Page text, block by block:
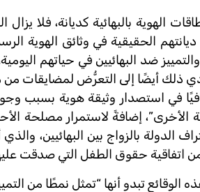
الهوية بالبهائية كديانة، فلا يزال
الحقيقية في وثائق الهوية
ضد البهائيين في حياتهم
ذلك أيضًا إلى التعرُّض لمضايقات
في استصدار وثيقة هوية
الأخرى”، إضافةً لاستمرار مصلحة
تبدو أنها “تمثل نمطًا من